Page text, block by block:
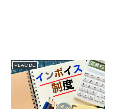
PLACIDE